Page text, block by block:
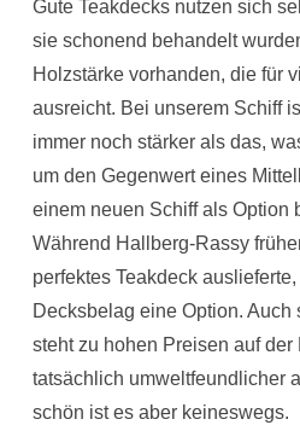
Gute Teakdecks nutzen sich
sie schonend behandelt
Holzstärke vorhanden, die für
ausreicht. Bei unserem Schiff
immer noch stärker als das,
um den Gegenwert eines
einem neuen Schiff als Option
Während Hallberg-Rassy
perfektes Teakdeck
Decksbelag eine Option. Auch
steht zu hohen Preisen auf
tatsächlich umweltfeundlicher
schön ist es aber keineswegs.